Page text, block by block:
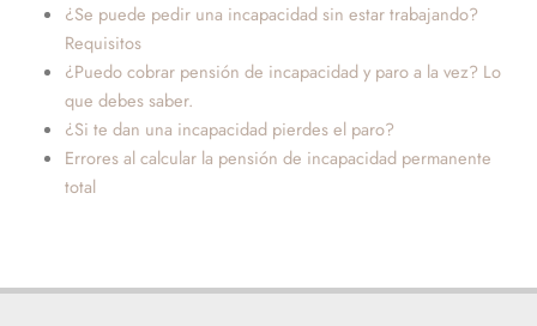
¿Se puede pedir una incapacidad sin estar trabajando?
Requisitos
¿Puedo cobrar pensión de incapacidad y paro a la vez? Lo
que debes saber.
¿Si te dan una incapacidad pierdes el paro?
Errores al calcular la pensión de incapacidad permanente
total